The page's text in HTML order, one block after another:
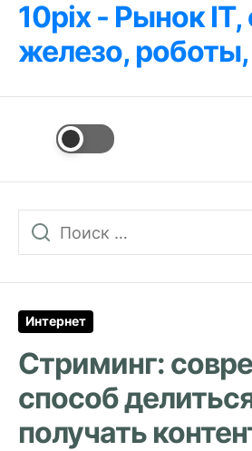
Перейти
содержимому
10pix - Рынок IT,
железо,
Интернет
Стриминг:
способ
получать